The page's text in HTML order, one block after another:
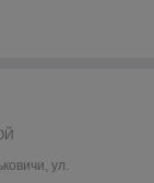
ул.